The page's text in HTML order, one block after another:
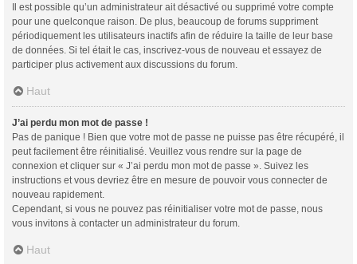
Il est possible qu’un administrateur ait désactivé ou supprimé votre compte
pour une quelconque raison. De plus, beaucoup de forums suppriment
périodiquement les utilisateurs inactifs afin de réduire la taille de leur base
de données. Si tel était le cas, inscrivez-vous de nouveau et essayez de
participer plus activement aux discussions du forum.
Haut
J’ai perdu mon mot de passe !
Pas de panique ! Bien que votre mot de passe ne puisse pas être récupéré, il
peut facilement être réinitialisé. Veuillez vous rendre sur la page de
connexion et cliquer sur « J’ai perdu mon mot de passe ». Suivez les
instructions et vous devriez être en mesure de pouvoir vous connecter de
nouveau rapidement.
Cependant, si vous ne pouvez pas réinitialiser votre mot de passe, nous
vous invitons à contacter un administrateur du forum.
Haut